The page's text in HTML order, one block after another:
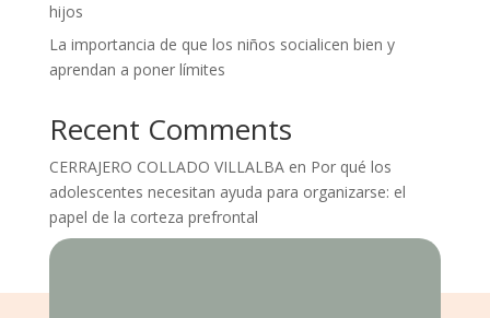
hijos
La importancia de que los niños socialicen bien y
aprendan a poner límites
Recent Comments
CERRAJERO COLLADO VILLALBAen Por qué los
adolescentes necesitan ayuda para organizarse: el
papel de la corteza prefrontal